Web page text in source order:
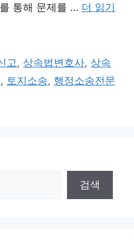
통해 문제를 … 더 읽기
고, 상속법변호사, 상속
, 토지소송, 행정소송전문
검색